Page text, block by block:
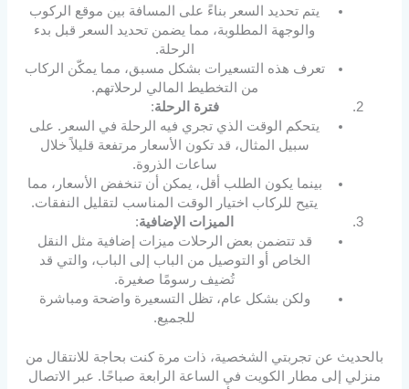
يتم تحديد السعر بناءً على المسافة بين موقع الركوب
والوجهة المطلوبة، مما يضمن تحديد السعر قبل بدء
الرحلة.
تعرف هذه التسعيرات بشكل مسبق، مما يمكّن الركاب
من التخطيط المالي لرحلاتهم.
فترة الرحلة:
يتحكم الوقت الذي تجري فيه الرحلة في السعر. على
سبيل المثال، قد تكون الأسعار مرتفعة قليلاً خلال
ساعات الذروة.
بينما يكون الطلب أقل، يمكن أن تنخفض الأسعار، مما
يتيح للركاب اختيار الوقت المناسب لتقليل النفقات.
الميزات الإضافية:
قد تتضمن بعض الرحلات ميزات إضافية مثل النقل
الخاص أو التوصيل من الباب إلى الباب، والتي قد
تُضيف رسومًا صغيرة.
ولكن بشكل عام، تظل التسعيرة واضحة ومباشرة
للجميع.
بالحديث عن تجربتي الشخصية، ذات مرة كنت بحاجة للانتقال من
منزلي إلى مطار الكويت في الساعة الرابعة صباحًا. عبر الاتصال